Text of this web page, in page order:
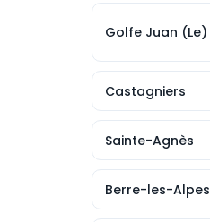
Golfe Juan (Le)
Castagniers
Sainte-Agnès
Berre-les-Alpes